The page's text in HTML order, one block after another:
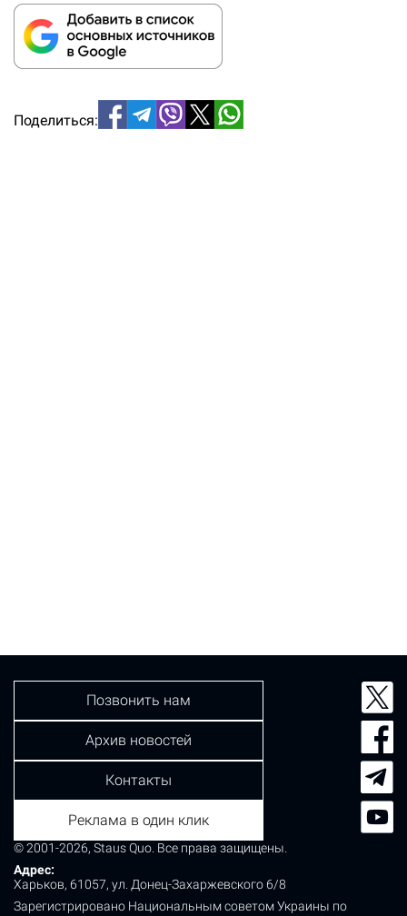
Поделиться:
© 2001-2026, Staus Quo. Все права защищены.
Адрес:
Харьков, 61057, ул. Донец-Захаржевского 6/8
Зарегистрировано Национальным советом Украины по
Позвонить нам
Архив новостей
Контакты
Реклама в один клик